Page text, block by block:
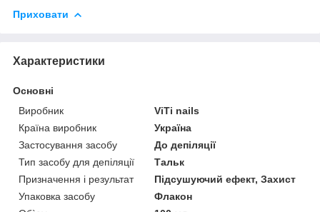
Приховати
Характеристики
Основні
Виробник
ViTi nails
Країна виробник
Україна
Застосування засобу
До депіляції
Тип засобу для депіляції
Тальк
Призначення і результат
Підсушуючий ефект, Захист
Упаковка засобу
Флакон